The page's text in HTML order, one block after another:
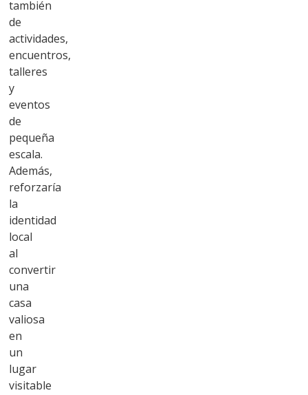
también
de
actividades,
encuentros,
talleres
y
eventos
de
pequeña
escala.
Además,
reforzaría
la
identidad
local
al
convertir
una
casa
valiosa
en
un
lugar
visitable